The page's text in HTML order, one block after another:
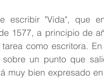
escribir "Vida", que
1577, a principio de
como escritora.
un punto que
muy bien expresado